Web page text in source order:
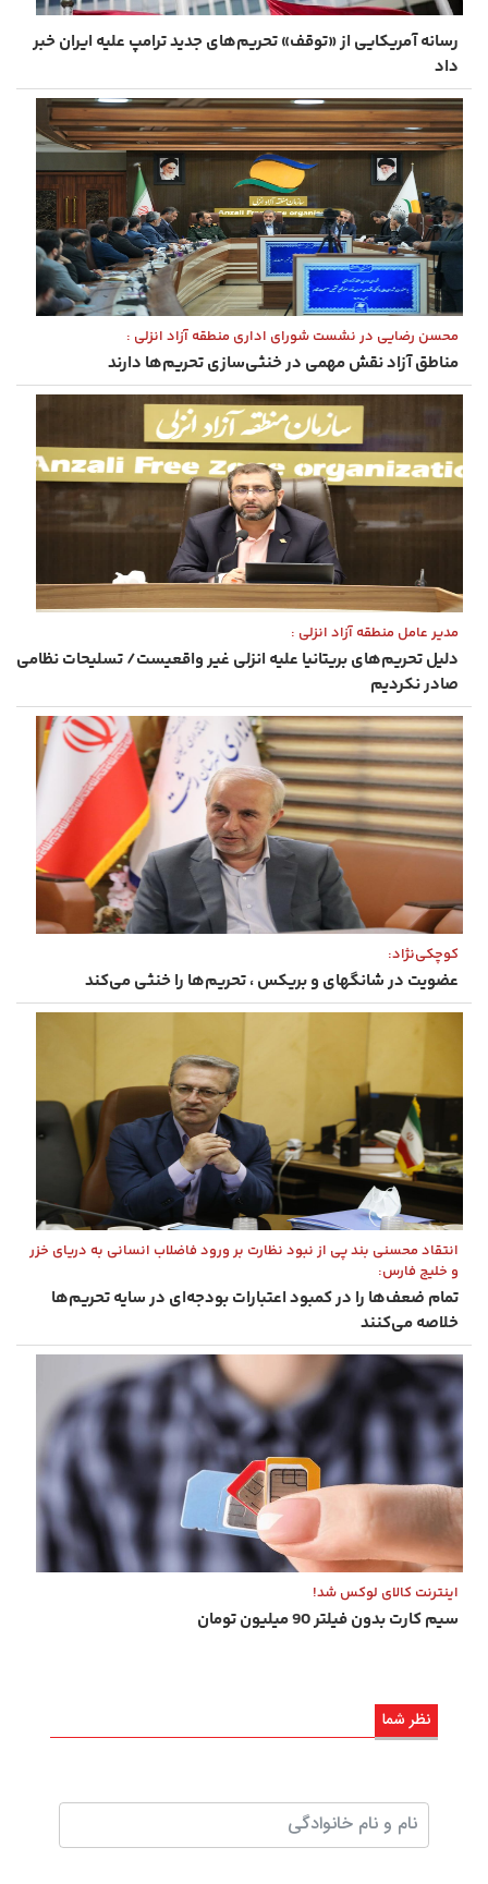
رسانه آمریکایی از «توقف» تحریم‌های جدید ترامپ علیه ایران خبر
داد
محسن رضایی در نشست شورای اداری منطقه آزاد انزلی :
مناطق آزاد نقش مهمی در خنثی‌سازی تحریم‌ها دارند
مدیر عامل منطقه آزاد انزلی :
دلیل تحریم‌های بریتانیا علیه انزلی غیر واقعیست/ تسلیحات نظامی
صادر نکردیم
کوچکی‌نژاد:
عضویت در شانگهای و بریکس ، تحریم‌ها را خنثی می‌کند
انتقاد محسنی بند پی از نبود نظارت بر ورود فاضلاب انسانی به دریای خزر
و خلیج فارس:
تمام ضعف‌ها را در کمبود اعتبارات بودجه‌ای در سایه تحریم‌ها
خلاصه می‌کنند
اینترنت کالای لوکس شد!
سیم کارت بدون فیلتر 90 میلیون تومان
نظر شما